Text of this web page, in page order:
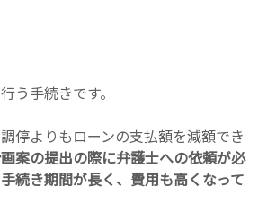
う手続きです。
停よりもローンの支払額を減額でき
案の提出の際に弁護士への依頼が必
続き期間が長く、費用も高くなって